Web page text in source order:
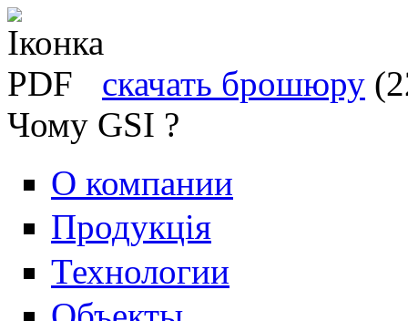
скачать брошюру
Чому GSI ?
О компании
Продукція
Технологии